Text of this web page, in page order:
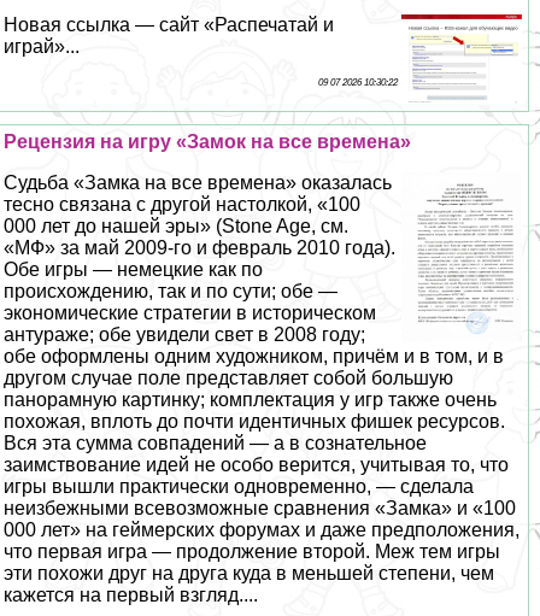
Новая ссылка — сайт «Распечатай и
играй»...
09 07 2026 10:30:22
Рецензия на игру «Замок на все времена»
Судьба «Замка на все времена» оказалась
тесно связана с другой настолкой, «100
000 лет до нашей эры» (Stone Age, см.
«МФ» за май 2009-го и февраль 2010 года).
Обе игры — немецкие как по
происхождению, так и по сути; обе —
экономические стратегии в историческом
антураже; обе увидели свет в 2008 году;
обе оформлены одним художником, причём и в том, и в
другом случае поле представляет собой большую
панорамную картинку; комплектация у игр также очень
похожая, вплоть до почти идентичных фишек ресурсов.
Вся эта сумма совпадений — а в сознательное
заимствование идей не особо верится, учитывая то, что
игры вышли пpaктически одновременно, — сделала
неизбежными всевозможные сравнения «Замка» и «100
000 лет» на гeймерских форумах и даже предположения,
что первая игра — продолжение второй. Меж тем игры
эти похожи друг на друга куда в меньшей степени, чем
кажется на первый взгляд....